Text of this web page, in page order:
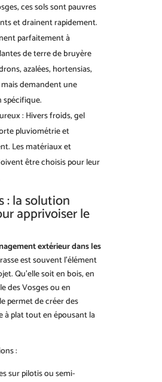
ces sols sont pauvres
et drainent rapidement.
parfaitement à
de terre de bruyère
azalées, hortensias,
demandent une
spécifique.
: Hivers froids, gel
pluviométrie et
Les matériaux et
être choisis pour leur
: la solution
apprivoiser le
extérieur dans les
est souvent l’élément
Qu’elle soit en bois, en
des Vosges ou en
permet de créer des
à plat tout en épousant la
:
sur pilotis ou semi-